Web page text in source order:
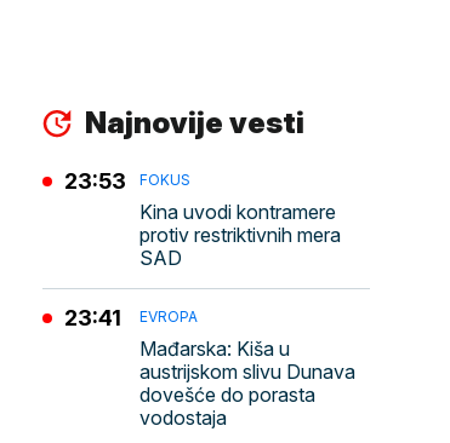
Najnovije vesti
FOKUS
Kina uvodi kontramere
protiv restriktivnih mera
SAD
23:53
EVROPA
Mađarska: Kiša u
austrijskom slivu Dunava
dovešće do porasta
vodostaja
23:41